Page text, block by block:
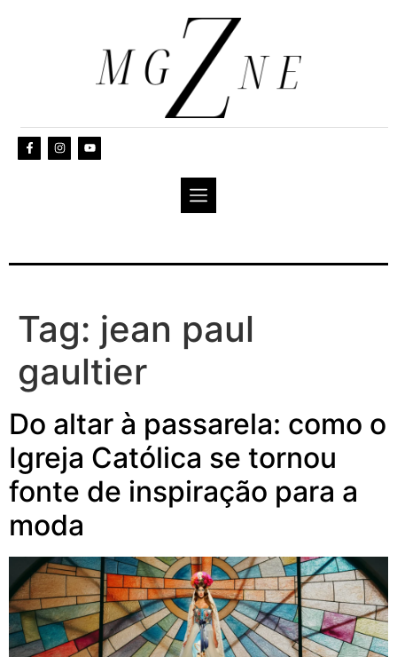
Tag: jean paul
gaultier
Do altar à passarela: como o
Igreja Católica se tornou
fonte de inspiração para a
moda